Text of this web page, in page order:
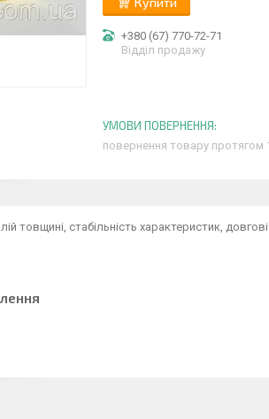
+380 (67) 770-72-71
Відділ продажу
повернення товару протягом
товщині, стабільність характеристик,